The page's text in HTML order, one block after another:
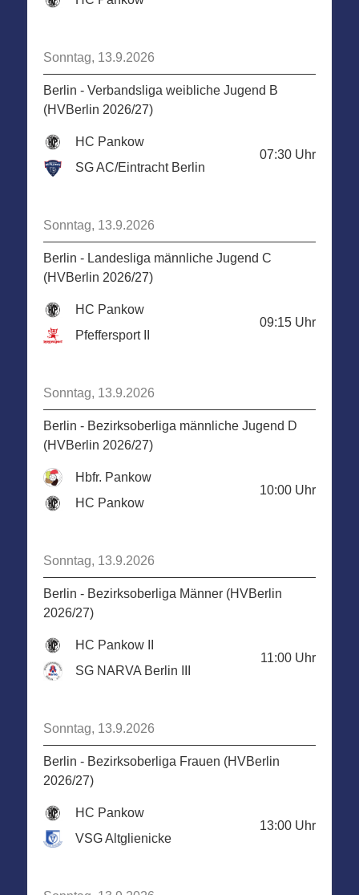
Sonntag, 13.9.2026
Berlin - Verbandsliga weibliche Jugend B
(HVBerlin 2026/27)
HC Pankow
SG AC/Eintracht Berlin
07:30 Uhr
Sonntag, 13.9.2026
Berlin - Landesliga männliche Jugend C
(HVBerlin 2026/27)
HC Pankow
Pfeffersport II
09:15 Uhr
Sonntag, 13.9.2026
Berlin - Bezirksoberliga männliche Jugend D
(HVBerlin 2026/27)
Hbfr. Pankow
HC Pankow
10:00 Uhr
Sonntag, 13.9.2026
Berlin - Bezirksoberliga Männer (HVBerlin
2026/27)
HC Pankow II
SG NARVA Berlin III
11:00 Uhr
Sonntag, 13.9.2026
Berlin - Bezirksoberliga Frauen (HVBerlin
2026/27)
HC Pankow
VSG Altglienicke
13:00 Uhr